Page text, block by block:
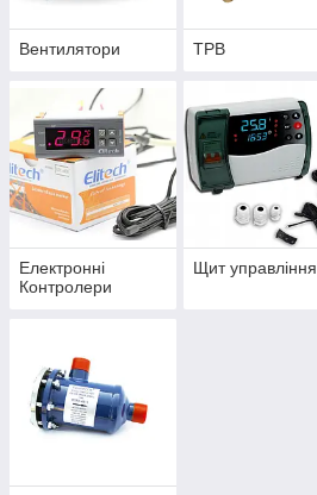
Вентилятори ТРВ
Електронні
Контролери
Щит управління